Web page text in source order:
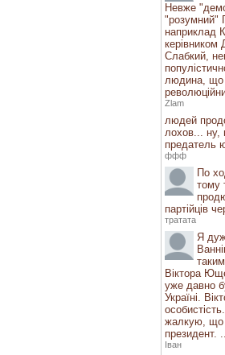
Невже
"розумний"
наприклад
керівником
Слабкий,
людина, що
Zlam
людей
лохов... ну,
предатель
ффф
По
тому
партійців
тратата
Я
Віктора
уже давно
Україні.
жалкую, що
президент.
Іван